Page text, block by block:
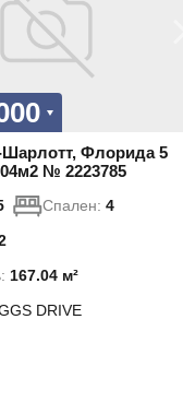
Флорида 5
№ 2223785
Спален: 4
167.04 м²
DRIVE